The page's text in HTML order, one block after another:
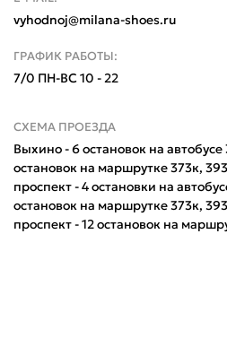
vyhodnoj@milana-shoes.ru
ГРАФИК РАБОТЫ:
7/0 ПН-ВС 10 - 22
СХЕМА ПРОЕЗДА
Выхино - 6 остановок на автобусе
остановок на маршрутке 373к,
проспект - 4 остановки на
остановок на маршрутке 373к,
проспект - 12 остановок на